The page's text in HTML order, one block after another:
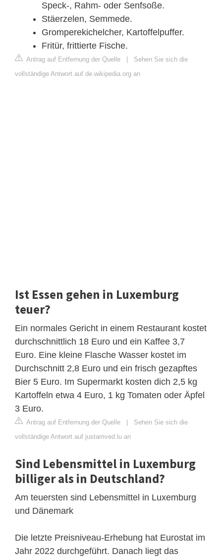
Speck-, Rahm- oder Senfsoße.
Stäerzelen, Semmede.
Gromperekichelcher, Kartoffelpuffer.
Fritür, frittierte Fische.
Antrag auf Entfernung der Quelle
Sehen Sie sich die
vollständige Antwort auf de.wikipedia.org an
Ist Essen gehen in Luxemburg
teuer?
Ein normales Gericht in einem Restaurant kostet
durchschnittlich 18 Euro und ein Kaffee 3,7
Euro. Eine kleine Flasche Wasser kostet im
Durchschnitt 2,8 Euro und ein frisch gezapftes
Bier 5 Euro. Im Supermarkt kosten dich 2,5 kg
Kartoffeln etwa 4 Euro, 1 kg Tomaten oder Äpfel
3 Euro.
Antrag auf Entfernung der Quelle
Sehen Sie sich die
vollständige Antwort auf justarrived.lu an
Sind Lebensmittel in Luxemburg
billiger als in Deutschland?
Am teuersten sind Lebensmittel in Luxemburg
und Dänemark
Die letzte Preisniveau-Erhebung hat Eurostat im
Jahr 2022 durchgeführt. Danach liegt das